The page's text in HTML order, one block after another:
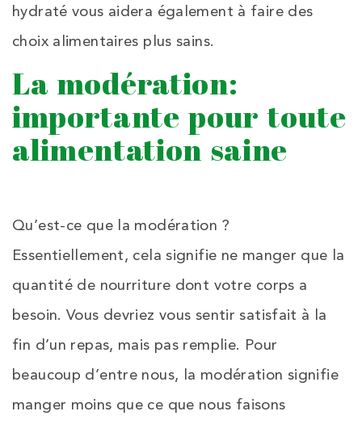
hydraté vous aidera également à faire des
choix alimentaires plus sains.
La modération:
importante pour toute
alimentation saine
Qu’est-ce que la modération ?
Essentiellement, cela signifie ne manger que la
quantité de nourriture dont votre corps a
besoin. Vous devriez vous sentir satisfait à la
fin d’un repas, mais pas remplie. Pour
beaucoup d’entre nous, la modération signifie
manger moins que ce que nous faisons